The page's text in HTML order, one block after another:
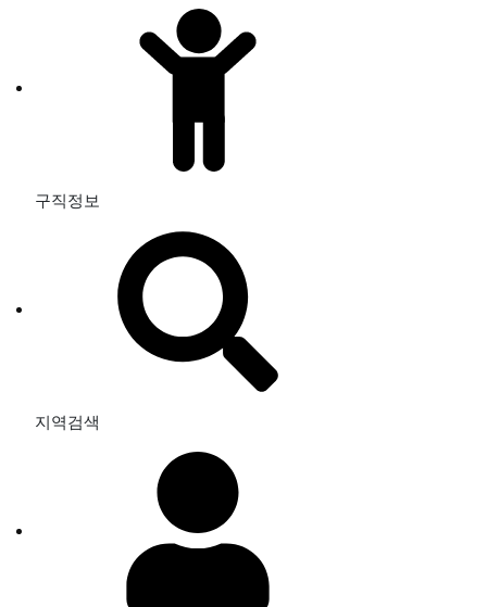
구직정보
지역검색